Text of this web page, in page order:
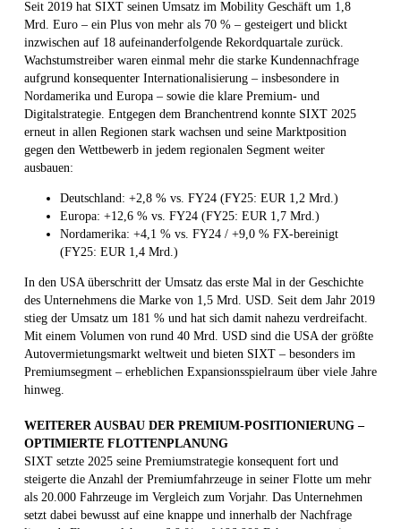
Seit 2019 hat SIXT seinen Umsatz im Mobility Geschäft um 1,8
Mrd. Euro – ein Plus von mehr als 70 % – gesteigert und blickt
inzwischen auf 18 aufeinanderfolgende Rekordquartale zurück.
Wachstumstreiber waren einmal mehr die starke Kundennachfrage
aufgrund konsequenter Internationalisierung – insbesondere in
Nordamerika und Europa – sowie die klare Premium- und
Digitalstrategie. Entgegen dem Branchentrend konnte SIXT 2025
erneut in allen Regionen stark wachsen und seine Marktposition
gegen den Wettbewerb in jedem regionalen Segment weiter
ausbauen:
Deutschland: +2,8 % vs. FY24 (FY25: EUR 1,2 Mrd.)
Europa: +12,6 % vs. FY24 (FY25: EUR 1,7 Mrd.)
Nordamerika: +4,1 % vs. FY24 / +9,0 % FX-bereinigt
(FY25: EUR 1,4 Mrd.)
In den USA überschritt der Umsatz das erste Mal in der Geschichte
des Unternehmens die Marke von 1,5 Mrd. USD. Seit dem Jahr 2019
stieg der Umsatz um 181 % und hat sich damit nahezu verdreifacht.
Mit einem Volumen von rund 40 Mrd. USD sind die USA der größte
Autovermietungsmarkt weltweit und bieten SIXT – besonders im
Premiumsegment – erheblichen Expansionsspielraum über viele Jahre
hinweg.
WEITERER AUSBAU DER PREMIUM-POSITIONIERUNG –
OPTIMIERTE FLOTTENPLANUNG
SIXT setzte 2025 seine Premiumstrategie konsequent fort und
steigerte die Anzahl der Premiumfahrzeuge in seiner Flotte um mehr
als 20.000 Fahrzeuge im Vergleich zum Vorjahr. Das Unternehmen
setzt dabei bewusst auf eine knappe und innerhalb der Nachfrage